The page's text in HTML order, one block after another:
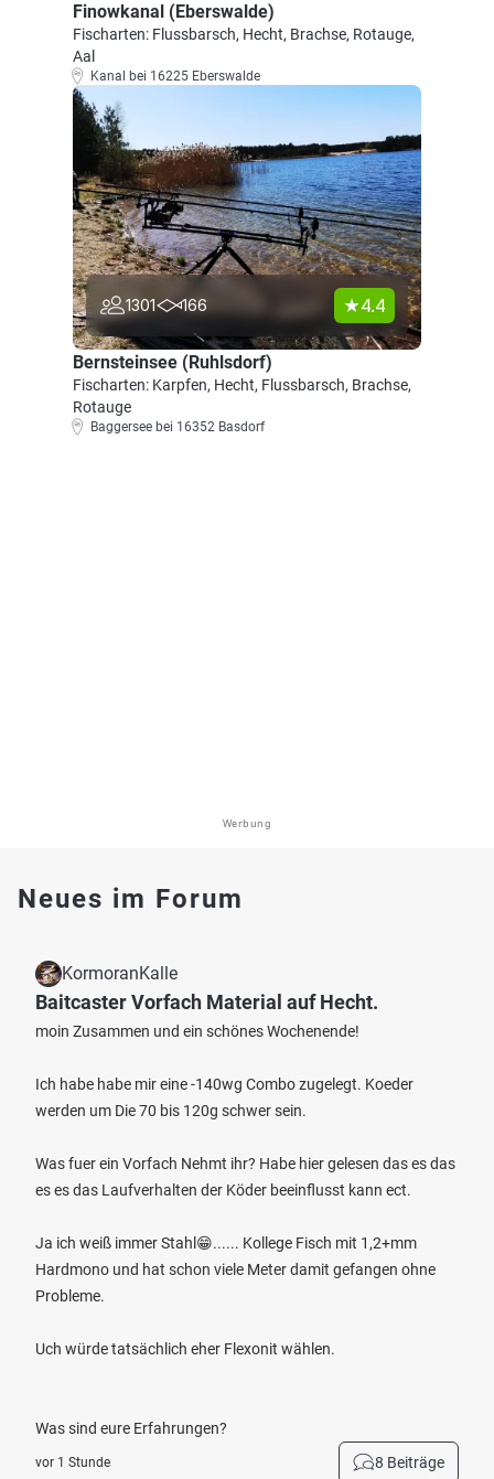
Finowkanal (Eberswalde)
Fischarten: Flussbarsch, Hecht, Brachse, Rotauge,
Aal
Kanal bei 16225 Eberswalde
1301 166 4.4
Bernsteinsee (Ruhlsdorf)
Fischarten: Karpfen, Hecht, Flussbarsch, Brachse,
Rotauge
Baggersee bei 16352 Basdorf
Werbung
Neues im Forum
KormoranKalle
Baitcaster Vorfach Material auf Hecht.
moin Zusammen und ein schönes Wochenende!
Ich habe habe mir eine -140wg Combo zugelegt. Koeder
werden um Die 70 bis 120g schwer sein.
Was fuer ein Vorfach Nehmt ihr? Habe hier gelesen das es das
es es das Laufverhalten der Köder beeinflusst kann ect.
Ja ich weiß immer Stahl😁...... Kollege Fisch mit 1,2+mm
Hardmono und hat schon viele Meter damit gefangen ohne
Probleme.
Uch würde tatsächlich eher Flexonit wählen.
Was sind eure Erfahrungen?
vor 1 Stunde 8 Beiträge